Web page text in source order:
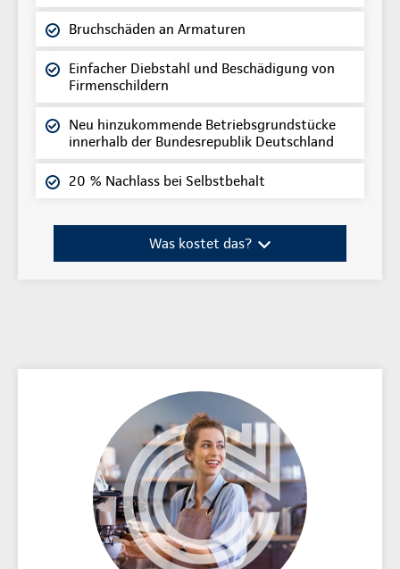
Bruchschäden an Armaturen
Einfacher Diebstahl und Beschädigung von
Firmenschildern
Neu hinzukommende Betriebsgrundstücke
innerhalb der Bundesrepublik Deutschland
20 % Nachlass bei Selbstbehalt
Was kostet das?